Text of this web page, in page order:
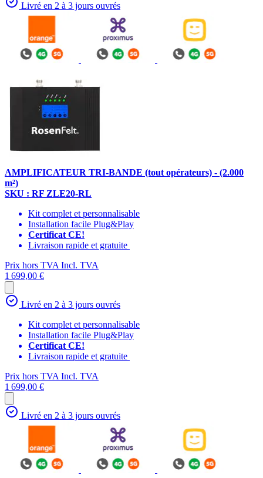
Livré en 2 à 3 jours ouvrés
AMPLIFICATEUR TRI-BANDE (tout opérateurs) - (2.000
m²)
SKU : RF ZLE20-RL
Kit complet et personnalisable
Installation facile Plug&Play
Certificat CE!
Livraison rapide et gratuite
Prix hors TVAIncl. TVA
1 699,00 €
Livré en 2 à 3 jours ouvrés
Kit complet et personnalisable
Installation facile Plug&Play
Certificat CE!
Livraison rapide et gratuite
Prix hors TVAIncl. TVA
1 699,00 €
Livré en 2 à 3 jours ouvrés